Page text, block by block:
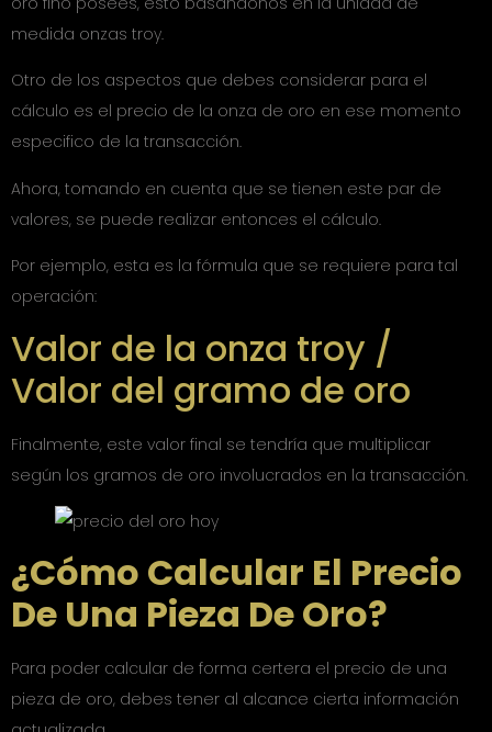
medida onzas troy.
Otro de los aspectos que debes considerar para el
cálculo es el precio de la onza de oro en ese momento
especifico de la transacción.
Ahora, tomando en cuenta que se tienen este par de
valores, se puede realizar entonces el cálculo.
Por ejemplo, esta es la fórmula que se requiere para tal
operación:
Valor de la onza troy /
Valor del gramo de oro
Finalmente, este valor final se tendría que multiplicar
según los gramos de oro involucrados en la transacción.
¿Cómo Calcular El Precio
De Una Pieza De Oro?
Para poder calcular de forma certera el precio de una
pieza de oro, debes tener al alcance cierta información